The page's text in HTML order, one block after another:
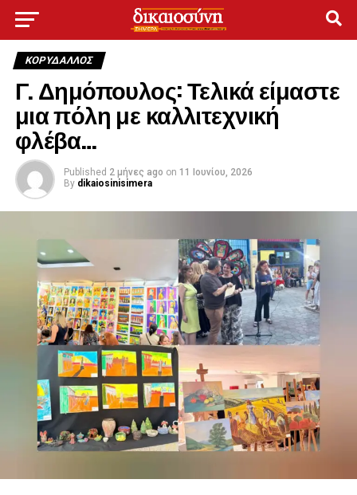
ΚΟΡΥΔΑΛΛΟΣ
Γ. Δημόπουλος: Τελικά είμαστε
μια πόλη με καλλιτεχνική
φλέβα…
Published 2 μήνες ago on 11 Ιουνίου, 2026
By dikaiosinisimera